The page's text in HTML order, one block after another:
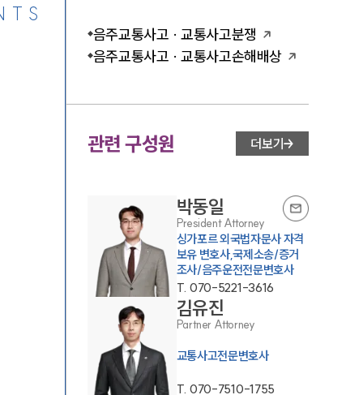
음주교통사고 · 교통사고분쟁
음주교통사고 · 교통사고손해배상
관련 구성원 더보기
박동일
President Attorney
싱가포르 외국법자문사 자격
보유 변호사,국제소송/증거
조사/음주운전전문변호사
T. 070-5221-3616
김유진
Partner Attorney
교통사고전문변호사
T. 070-7510-1755